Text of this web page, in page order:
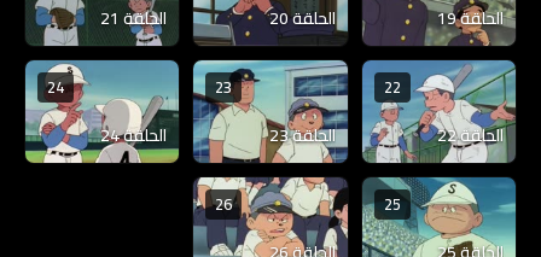
الحلقة 19 الحلقة 20 الحلقة 21
22
الحلقة 22
23
الحلقة 23
24
الحلقة 24
25
26